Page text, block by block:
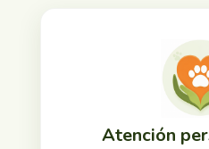
Atención